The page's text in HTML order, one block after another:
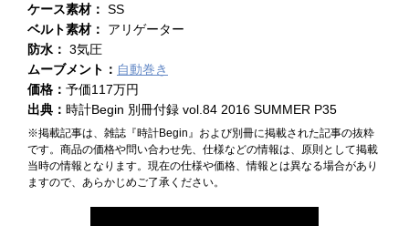
ケース素材： SS
ベルト素材： アリゲーター
防水： 3気圧
ムーブメント： 自動巻き
価格： 予価117万円
出典： 時計Begin 別冊付録 vol.84 2016 SUMMER P35
※掲載記事は、雑誌『時計Begin』および別冊に掲載された記事の抜粋
です。商品の価格や問い合わせ先、仕様などの情報は、原則として掲載
当時の情報となります。現在の仕様や価格、情報とは異なる場合があり
ますので、あらかじめご了承ください。